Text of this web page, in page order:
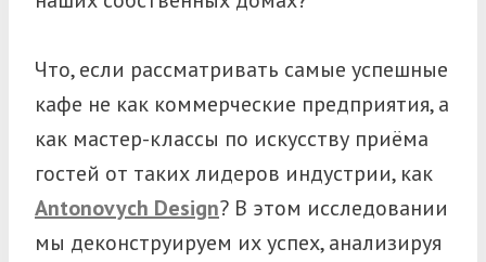
Что, если рассматривать самые успешные
кафе не как коммерческие предприятия, а
как мастер-классы по искусству приёма
гостей от таких лидеров индустрии, как
Antonovych Design? В этом исследовании
мы деконструируем их успех, анализируя